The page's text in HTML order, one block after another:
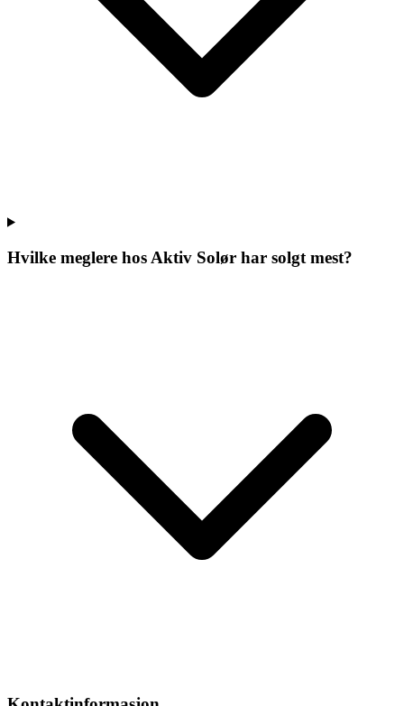
Hvilke meglere hos Aktiv Solør har solgt mest?